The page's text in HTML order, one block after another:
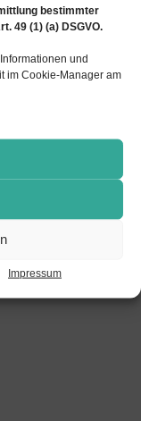
bestimmter
49 (1) (a) DSGVO.
und
im Cookie-Manager am
Impressum
GmbH,